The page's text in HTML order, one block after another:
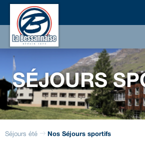
SÉJOURS
Séjours été Nos Séjours sportifs